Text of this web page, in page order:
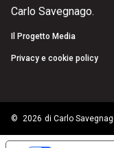
Carlo Savegnago.
Il Progetto Media
Privacy e cookie policy
© 2026 di Carlo